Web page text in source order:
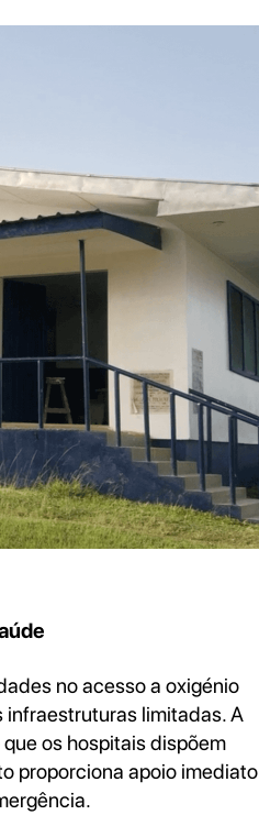
no acesso a oxigénio
infraestruturas limitadas. A
os hospitais dispõem
proporciona apoio imediato